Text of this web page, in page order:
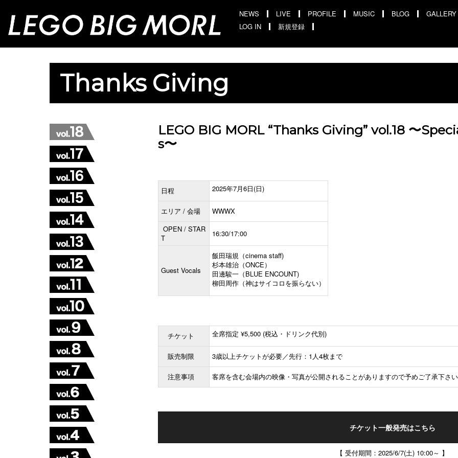
NEWS LIVE PROFILE MUSIC BLOG
GALLERY
LOG IN
新規登録
Thanks Giving
LEGO BIG MORL “Thanks Giving” vol.18 〜
s〜
日程 2025年7月6日(日)
エリア / 会場
WWWX
OPEN / STAR
T
16:30/17:00
Guest Vocals
飯田瑞規（cinema staff)
杉本雄治（ONCE）
田邊駿一（BLUE ENCOUNT)
柳田周作（神はサイコロを振らない）
チケット 全席指定 ¥5,500 (税込・ドリンク代別)
販売制限 3歳以上チケットが必要／先行：1人4枚まで
注意事項 客席を含む会場内の映像・写真が公開されることがありますので予めご了承下さ
チケット一般発売はこちら
【 受付期間：2025/6/7(土) 10:00～ 】